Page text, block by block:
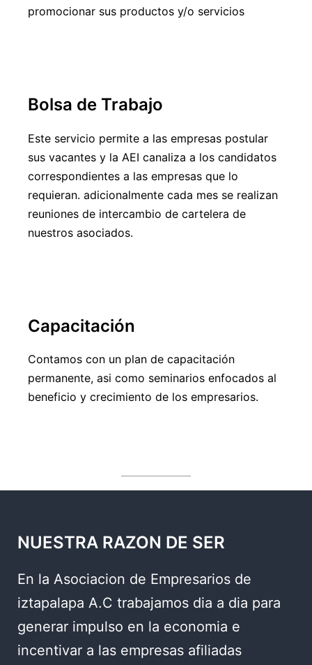
promocionar sus productos y/o servicios
Bolsa de Trabajo
Este servicio permite a las empresas postular
sus vacantes y la AEI canaliza a los candidatos
correspondientes a las empresas que lo
requieran. adicionalmente cada mes se realizan
reuniones de intercambio de cartelera de
nuestros asociados.
Capacitación
Contamos con un plan de capacitación
permanente, asi como seminarios enfocados al
beneficio y crecimiento de los empresarios.
NUESTRA RAZON DE SER
En la Asociacion de Empresarios de
iztapalapa A.C trabajamos dia a dia para
generar impulso en la economia e
incentivar a las empresas afiliadas